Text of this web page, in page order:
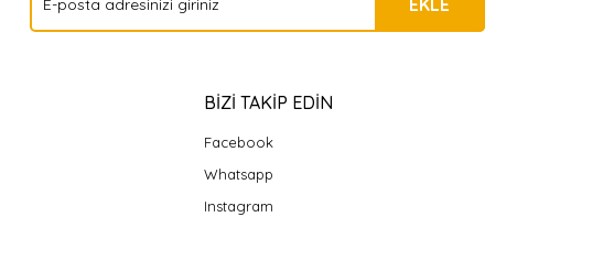
EKLE
BİZİ TAKİP EDİN
Facebook
Whatsapp
Instagram